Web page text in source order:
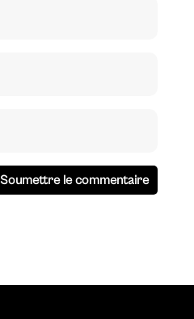
Soumettre le commentaire